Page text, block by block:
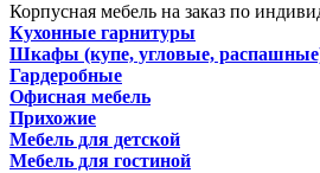
Корпусная мебель на заказ по
Кухонные гарнитуры
Шкафы (купе, угловые,
Гардеробные
Офисная мебель
Прихожие
Мебель для детской
Мебель для гостиной